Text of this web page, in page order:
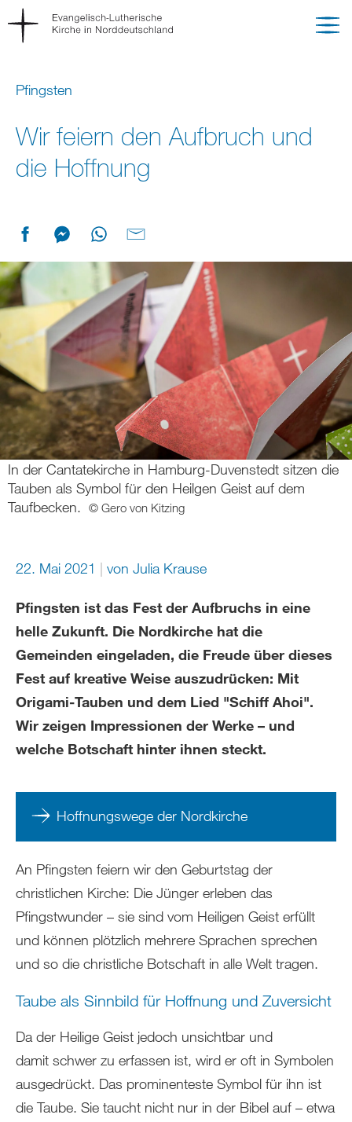
Pfingsten
Wir feiern den Aufbruch und
die Hoffnung
In der Cantatekirche in Hamburg-Duvenstedt sitzen die
Tauben als Symbol für den Heilgen Geist auf dem
Taufbecken.
© Gero von Kitzing
22. Mai 2021 vonJulia Krause
Pfingsten ist das Fest der Aufbruchs in eine
helle Zukunft. Die Nordkirche hat die
Gemeinden eingeladen, die Freude über dieses
Fest auf kreative Weise auszudrücken: Mit
Origami-Tauben und dem Lied "Schiff Ahoi".
Wir zeigen Impressionen der Werke – und
welche Botschaft hinter ihnen steckt.
Hoffnungswege der Nordkirche
An Pfingsten feiern wir den Geburtstag der
christlichen Kirche: Die Jünger erleben das
Pfingstwunder – sie sind vom Heiligen Geist erfüllt
und können plötzlich mehrere Sprachen sprechen
und so die christliche Botschaft in alle Welt tragen.
Taube als Sinnbild für Hoffnung und Zuversicht
Da der Heilige Geist jedoch unsichtbar und
damit schwer zu erfassen ist, wird er oft in Symbolen
ausgedrückt. Das prominenteste Symbol für ihn ist
die Taube. Sie taucht nicht nur in der Bibel auf – etwa